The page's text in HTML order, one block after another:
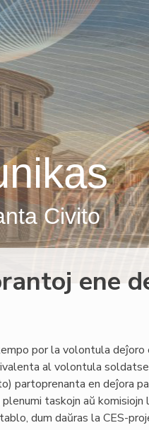
Civito
ene
por la volontula deĵoro
al volontula
partoprenanta en deĵora
taskojn aŭ
dum daŭras la CES-